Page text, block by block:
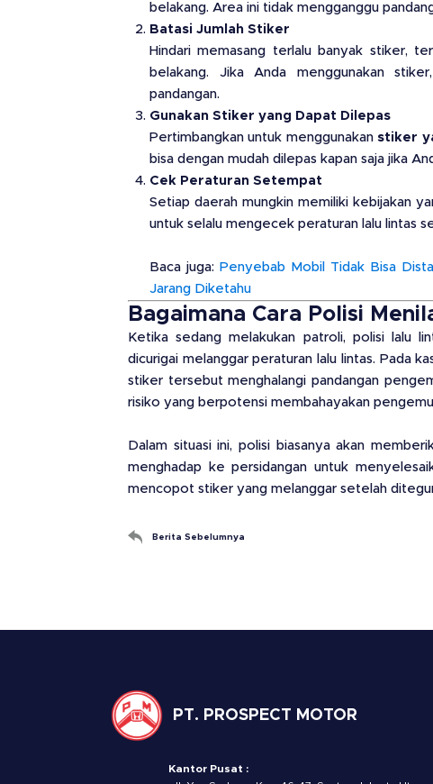
belakang. Area ini tidak mengganggu
Batasi Jumlah Stiker
Hindari memasang terlalu banyak stiker,
belakang. Jika Anda menggunakan
pandangan.
Gunakan Stiker yang Dapat Dilepas
Pertimbangkan untuk menggunakanstiker
bisa dengan mudah dilepas kapan saja jika
Cek Peraturan Setempat
Setiap daerah mungkin memiliki kebijakan
untuk selalu mengecek peraturan lalu lintas
Baca juga: Penyebab Mobil Tidak Bisa
Jarang Diketahu
Bagaimana Cara Polisi
Ketika sedang melakukan patroli, polisi lalu
dicurigai melanggar peraturan lalu lintas. Pada
stiker tersebut menghalangi pandangan
risiko yang berpotensi membahayakan
Dalam situasi ini, polisi biasanya akan
menghadap ke persidangan untuk
mencopot stiker yang melanggar setelah
Berita Sebelumnya
PT. PROSPECT MOTOR
Kantor Pusat :